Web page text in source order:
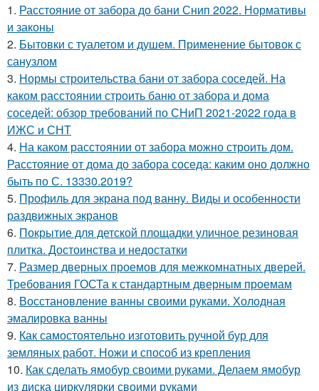
1. Расстояние от забора до бани Снип 2022. Нормативы
и законы
2. Бытовки с туалетом и душем. Применение бытовок с
санузлом
3. Нормы строительства бани от забора соседей. На
каком расстоянии строить баню от забора и дома
соседей: обзор требований по СНиП 2021-2022 года в
ИЖС и СНТ
4. На каком расстоянии от забора можно строить дом.
Расстояние от дома до забора соседа: каким оно должно
быть по С. 13330.2019?
5. Профиль для экрана под ванну. Виды и особенности
раздвижных экранов
6. Покрытие для детской площадки уличное резиновая
плитка. Достоинства и недостатки
7. Размер дверных проемов для межкомнатных дверей.
Требования ГОСТа к стандартным дверным проемам
8. Восстановление ванны своими руками. Холодная
эмалировка ванны
9. Как самостоятельно изготовить ручной бур для
земляных работ. Ножи и способ из крепления
10. Как сделать ямобур своими руками. Делаем ямобур
из диска циркулярки своими руками